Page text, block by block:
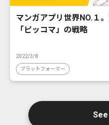
マンガアプリ世界NO.１
「ピッコマ」の戦略
2022/3/8
プラットフォーマー